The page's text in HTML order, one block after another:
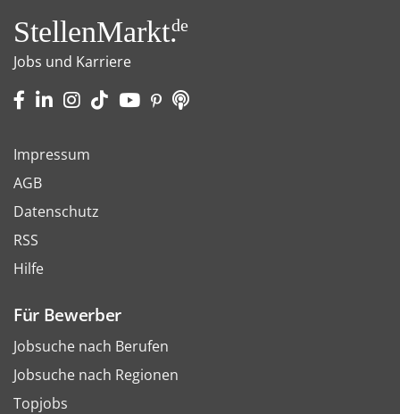
StellenMarkt.de
Jobs und Karriere
Impressum
AGB
Datenschutz
RSS
Hilfe
Für Bewerber
Jobsuche nach Berufen
Jobsuche nach Regionen
Topjobs